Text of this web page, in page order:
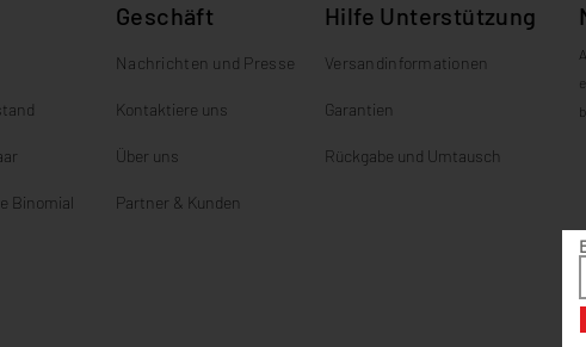
Binomial
Geschäft
Nachrichten und Presse
Kontaktiere uns
Über uns
Partner & Kunden
Hilfe Unterstützung
Versandinformationen
Garantien
Rückgabe und Umtausch